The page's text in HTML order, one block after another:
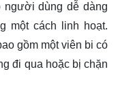
người dùng dễ dàng
một cách linh hoạt.
gồm một viên bi có
đi qua hoặc bị chặn